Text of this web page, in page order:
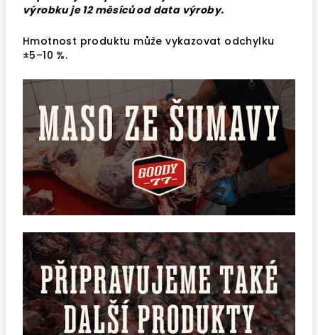
výrobku je 12 měsíců od data výroby.
Hmotnost produktu může vykazovat odchylku
±5–10 %.